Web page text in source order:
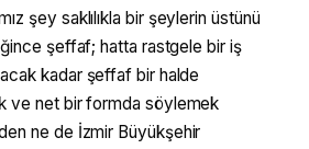
şey saklılıkla bir şeylerin üstünü
şeffaf; hatta rastgele bir iş
kadar şeffaf bir halde
ve net bir formda söylemek
ne de İzmir Büyükşehir